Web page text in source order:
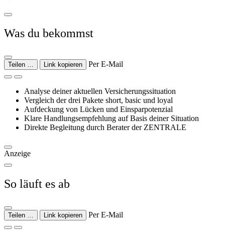
Was du bekommst
Teilen … Link kopieren Per E-Mail
Analyse deiner aktuellen Versicherungssituation
Vergleich der drei Pakete short, basic und loyal
Aufdeckung von Lücken und Einsparpotenzial
Klare Handlungsempfehlung auf Basis deiner Situation
Direkte Begleitung durch Berater der ZENTRALE
Anzeige
So läuft es ab
Teilen … Link kopieren Per E-Mail